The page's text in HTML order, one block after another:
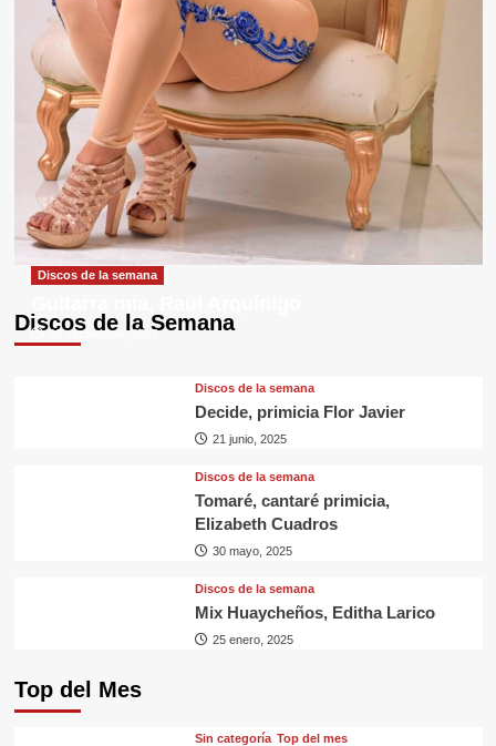
Discos de la Semana
Discos de la semana
29 septiembre, 2025
Discos de la semana
Decide, primicia Flor Javier
21 junio, 2025
Discos de la semana
Tomaré, cantaré primicia,
Elizabeth Cuadros
30 mayo, 2025
Discos de la semana
Mix Huaycheños, Editha Larico
25 enero, 2025
Top del Mes
Sin categorí­a Top del mes